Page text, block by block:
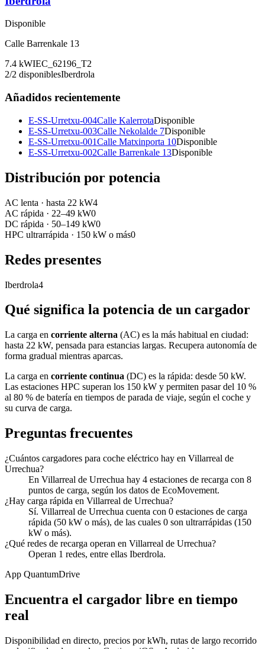
Disponible
Calle Barrenkale 13
7.4 kWIEC_62196_T2
2/2 disponiblesIberdrola
Añadidos recientemente
E-SS-Urretxu-004Calle KalerrotaDisponible
E-SS-Urretxu-003Calle Nekolalde 7Disponible
E-SS-Urretxu-001Calle Matxinporta 10Disponible
E-SS-Urretxu-002Calle Barrenkale 13Disponible
Distribución por potencia
AC lenta · hasta 22 kW4
AC rápida · 22–49 kW0
DC rápida · 50–149 kW0
HPC ultrarrápida · 150 kW o más0
Redes presentes
Iberdrola4
Qué significa la potencia de un cargador
La carga en corriente alterna (AC) es la más habitual en ciudad:
hasta 22 kW, pensada para estancias largas. Recupera autonomía de
forma gradual mientras aparcas.
La carga en corriente continua (DC) es la rápida: desde 50 kW.
Las estaciones HPC superan los 150 kW y permiten pasar del 10 %
al 80 % de batería en tiempos de parada de viaje, según el coche y
su curva de carga.
Preguntas frecuentes
¿Cuántos cargadores para coche eléctrico hay en Villarreal de
Urrechua?
En Villarreal de Urrechua hay 4 estaciones de recarga con 8
puntos de carga, según los datos de EcoMovement.
¿Hay carga rápida en Villarreal de Urrechua?
Sí. Villarreal de Urrechua cuenta con 0 estaciones de carga
rápida (50 kW o más), de las cuales 0 son ultrarrápidas (150
kW o más).
¿Qué redes de recarga operan en Villarreal de Urrechua?
Operan 1 redes, entre ellas Iberdrola.
App QuantumDrive
Encuentra el cargador libre en tiempo
real
Disponibilidad en directo, precios por kWh, rutas de largo recorrido